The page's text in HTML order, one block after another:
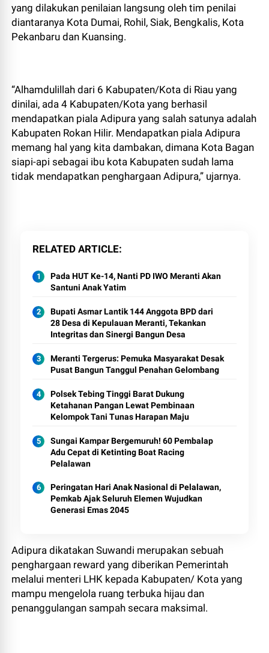
yang dilakukan penilaian langsung oleh tim penilai
diantaranya Kota Dumai, Rohil, Siak, Bengkalis, Kota
Pekanbaru dan Kuansing.
“Alhamdulillah dari 6 Kabupaten/Kota di Riau yang
dinilai, ada 4 Kabupaten/Kota yang berhasil
mendapatkan piala Adipura yang salah satunya adalah
Kabupaten Rokan Hilir. Mendapatkan piala Adipura
memang hal yang kita dambakan, dimana Kota Bagan
siapi-api sebagai ibu kota Kabupaten sudah lama
tidak mendapatkan penghargaan Adipura,” ujarnya.
RELATED ARTICLE
Pada HUT Ke-14, Nanti PD IWO Meranti Akan
Santuni Anak Yatim
Bupati Asmar Lantik 144 Anggota BPD dari
28 Desa di Kepulauan Meranti, Tekankan
Integritas dan Sinergi Bangun Desa
Meranti Tergerus: Pemuka Masyarakat Desak
Pusat Bangun Tanggul Penahan Gelombang
Polsek Tebing Tinggi Barat Dukung
Ketahanan Pangan Lewat Pembinaan
Kelompok Tani Tunas Harapan Maju
Sungai Kampar Bergemuruh! 60 Pembalap
Adu Cepat di Ketinting Boat Racing
Pelalawan
Peringatan Hari Anak Nasional di Pelalawan,
Pemkab Ajak Seluruh Elemen Wujudkan
Generasi Emas 2045
Adipura dikatakan Suwandi merupakan sebuah
penghargaan reward yang diberikan Pemerintah
melalui menteri LHK kepada Kabupaten/ Kota yang
mampu mengelola ruang terbuka hijau dan
penanggulangan sampah secara maksimal.